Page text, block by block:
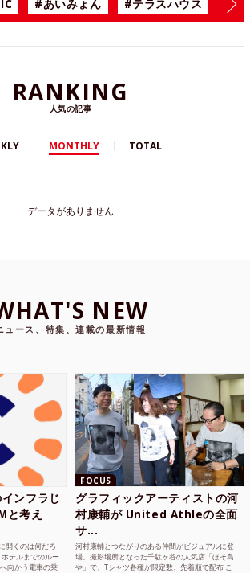
#あいみょん #テラスハウス #漫
RANKING
人気の記事
MONTHLY TOTAL
データがありません
NEW
ュース、特集、連載の最新情報
ンフラじ
と考え
開くのは何だろ
テルまでのルー
向かう電車の乗
FOCUS
グラフィックアーティストの河
村康輔が United Athleの全面
サ...
河村康輔とつながりのある仲間がビジュアルに登
場。撮影場所となった千駄ヶ谷の人気店「ほそ島
や」で、Tシャツ各種が限定数、先着順で配布 こ